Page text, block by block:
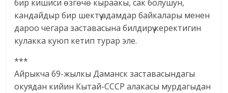
бир кишиси өзгөчө кыраакы, сак болушун,
кандайдыр бир шектүү адамдар байкалары менен
дароо чегара заставасына билдирүү керектигин
кулакка куюп кетип турар эле.
***
Айрыкча 69-жылкы Даманск заставасындагы
окуядан кийин Кытай-СССР алакасы мурдагыдан